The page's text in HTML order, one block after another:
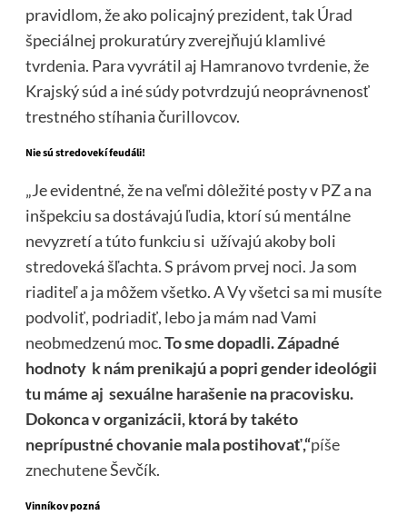
pravidlom, že ako policajný prezident, tak Úrad
špeciálnej prokuratúry zverejňujú klamlivé
tvrdenia. Para vyvrátil aj Hamranovo tvrdenie, že
Krajský súd a iné súdy potvrdzujú neoprávnenosť
trestného stíhania čurillovcov.
Nie sú stredovekí feudáli!
„Je evidentné, že na veľmi dôležité posty v PZ a na
inšpekciu sa dostávajú ľudia, ktorí sú mentálne
nevyzretí a túto funkciu si užívajú akoby boli
stredoveká šľachta. S právom prvej noci. Ja som
riaditeľ a ja môžem všetko. A Vy všetci sa mi musíte
podvoliť, podriadiť, lebo ja mám nad Vami
neobmedzenú moc.To sme dopadli. Západné
hodnoty k nám prenikajú a popri gender ideológii
tu máme aj sexuálne harašenie na pracovisku.
Dokonca v organizácii, ktorá by takéto
neprípustné chovanie mala postihovať,“píše
znechuteneŠevčík.
Vinníkov pozná